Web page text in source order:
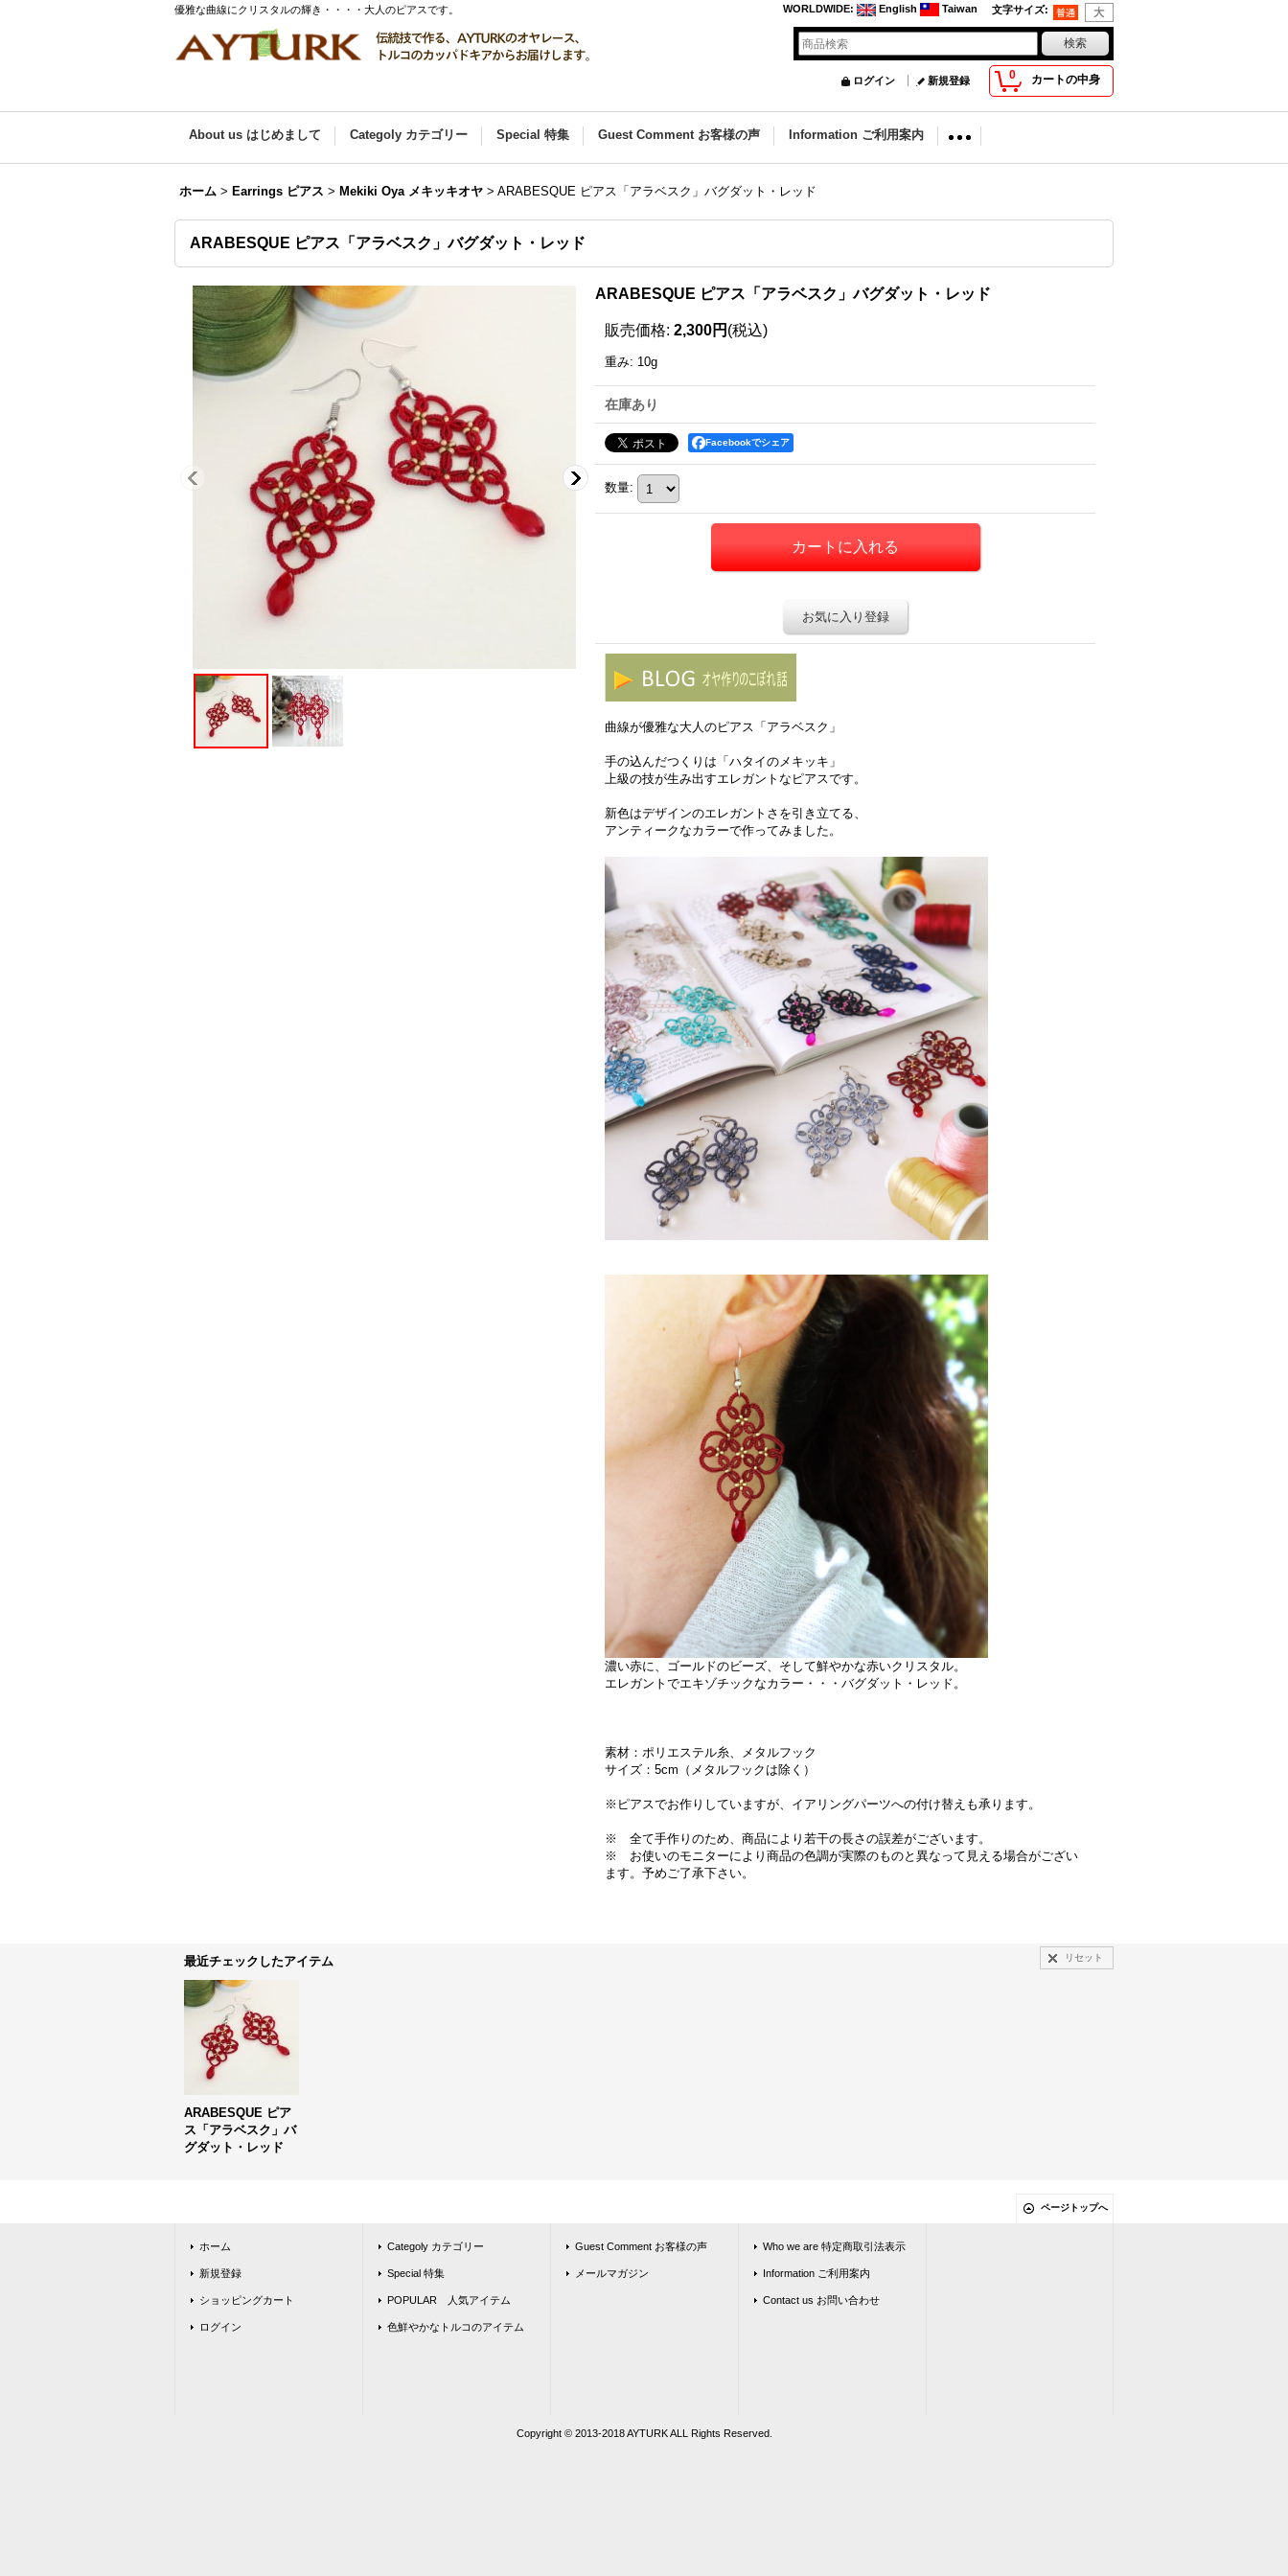
優雅な曲線にクリスタルの輝き・・・・大人のピアスです。 文字サイズ:
WORLDWIDE: English Taiwan
0 カートの中身
ログイン 新規登録
About us はじめまして Categoly カテゴリー Special 特集 Guest Comment お客様の声 Information ご利用案内
ホーム > Earrings ピアス > Mekiki Oya メキッキオヤ > ARABESQUE ピアス「アラベスク」バグダット・レッド
ARABESQUE ピアス「アラベスク」バグダット・レッド
ARABESQUE ピアス「アラベスク」バグダット・レッド
販売価格: 2,300円 (税込)
重み: 10g
在庫あり
Facebookでシェア
数量:
お気に入り登録
曲線が優雅な大人のピアス「アラベスク」
手の込んだつくりは「ハタイのメキッキ」
上級の技が生み出すエレガントなピアスです。
新色はデザインのエレガントさを引き立てる、
アンティークなカラーで作ってみました。
濃い赤に、ゴールドのビーズ、そして鮮やかな赤いクリスタル。
エレガントでエキゾチックなカラー・・・バグダット・レッド。
素材：ポリエステル糸、メタルフック
サイズ：5cm（メタルフックは除く）
※ピアスでお作りしていますが、イアリングパーツへの付け替えも承ります。
※ 全て手作りのため、商品により若干の長さの誤差がございます。
※ お使いのモニターにより商品の色調が実際のものと異なって見える場合がござい
ます。予めご了承下さい。
最近チェックしたアイテム リセット
ARABESQUE ピア
ス「アラベスク」バ
グダット・レッド
ページトップへ
ホーム
新規登録
ショッピングカート
ログイン
Categoly カテゴリー
Special 特集
POPULAR 人気アイテム
色鮮やかなトルコのアイテム
Guest Comment お客様の声
メールマガジン
Who we are 特定商取引法表示
Information ご利用案内
Contact us お問い合わせ
Copyright © 2013‐2018 AYTURK ALL Rights Reserved.